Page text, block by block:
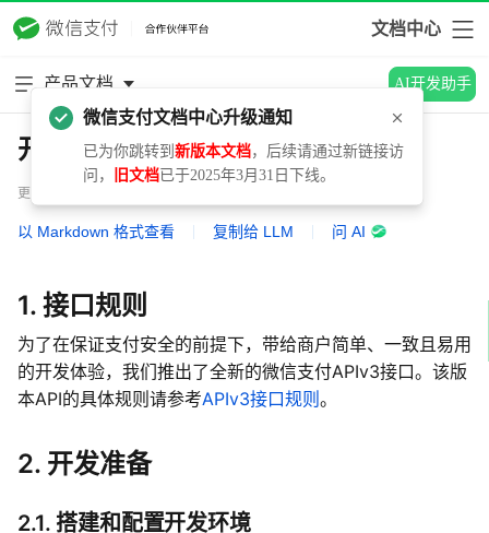
文档中心
产品文档 AI开发助手
开发指引
更新时间：2026.06.09
以 Markdown 格式查看 复制给 LLM 问 AI
1. 接口规则
为了在保证支付安全的前提下，带给商户简单、一致且易用
的开发体验，我们推出了全新的微信支付APIv3接口。该版
本API的具体规则请参考APIv3接口规则 。
2. 开发准备
2.1. 搭建和配置开发环境
微信支付文档中心升级通知
已为你跳转到 新版本文档，后续请通过新链接访
问，
旧文档已于2025年3月31日下线。